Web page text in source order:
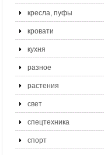
кресла, пуфы
кровати
кухня
разное
растения
свет
спецтехника
спорт